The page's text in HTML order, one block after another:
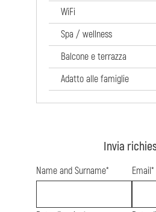
WiFi
Spa / wellness
Balcone e terrazza
Adatto alle famiglie
Invia
Name and Surname* Email*